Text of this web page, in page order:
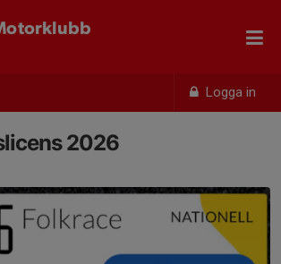
Logga in
2026